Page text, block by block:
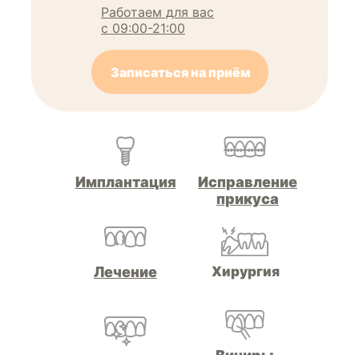
Имплантация
Записаться на приём
Лечение
Работаем для вас
с 09:00-21:00
Хирургия
Исправление
прикуса